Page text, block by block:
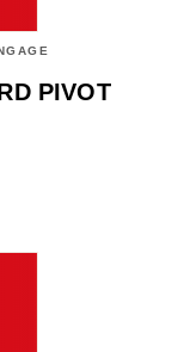
PIVOT